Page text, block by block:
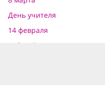
День учителя
14 февраля
Юбилей